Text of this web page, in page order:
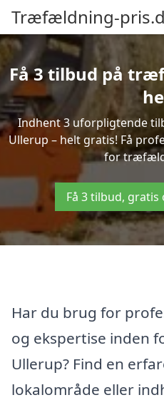
Træfældning-
Få 3 tilbud på
Indhent 3 uforpligtende
Ullerup – helt gratis! Få
for
Få 3 tilbud,
Har du brug for
og ekspertise inden
Ullerup? Find en
lokalområde eller